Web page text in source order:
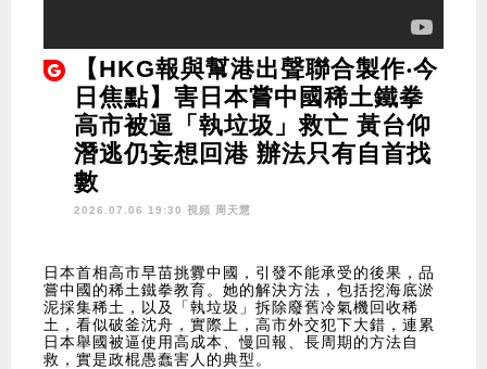
【HKG報與幫港出聲聯合製作‧今
日焦點】害日本嘗中國稀土鐵拳
高市被逼「執垃圾」救亡 黃台仰
潛逃仍妄想回港 辦法只有自首找
數
2026.07.06 19:30 視頻 周天慧
日本首相高市早苗挑釁中國，引發不能承受的後果，品
嘗中國的稀土鐵拳教育。她的解決方法，包括挖海底淤
泥採集稀土，以及「執垃圾」拆除廢舊冷氣機回收稀
土，看似破釜沈舟，實際上，高市外交犯下大錯，連累
日本舉國被逼使用高成本、慢回報、長周期的方法自
救，實是政棍愚蠢害人的典型。